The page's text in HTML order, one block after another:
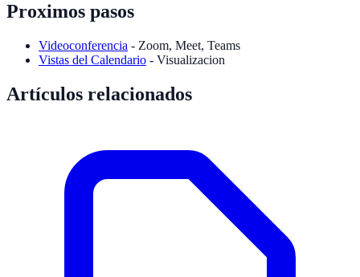
Proximos pasos
Videoconferencia - Zoom, Meet, Teams
Vistas del Calendario - Visualizacion
Artículos relacionados